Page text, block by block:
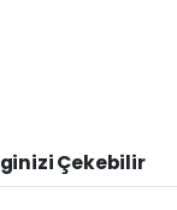
Çekebilir